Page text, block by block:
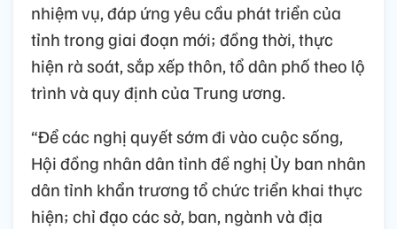
nhiệm vụ, đáp ứng yêu cầu phát triển của
tỉnh trong giai đoạn mới; đồng thời, thực
hiện rà soát, sắp xếp thôn, tổ dân phố theo lộ
trình và quy định của Trung ương.
“Để các nghị quyết sớm đi vào cuộc sống,
Hội đồng nhân dân tỉnh đề nghị Ủy ban nhân
dân tỉnh khẩn trương tổ chức triển khai thực
hiện; chỉ đạo các sở, ban, ngành và địa